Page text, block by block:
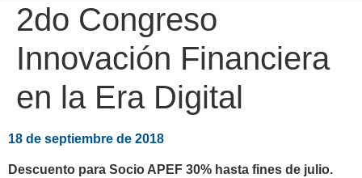
2do Congreso
Innovación Financiera
en la Era Digital
18 de septiembre de 2018
Descuento para Socio APEF 30% hasta fines de julio.